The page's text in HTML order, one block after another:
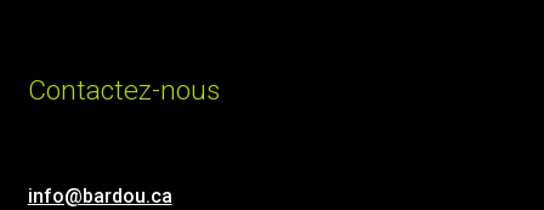
Contactez-nous
info@bardou.ca